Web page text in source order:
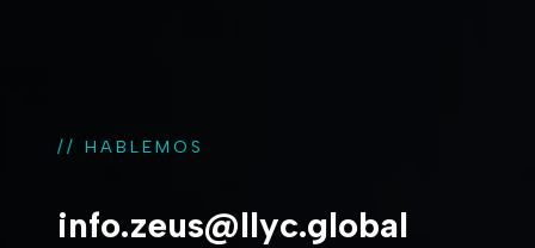
// HABLEMOS
info.zeus@llyc.global